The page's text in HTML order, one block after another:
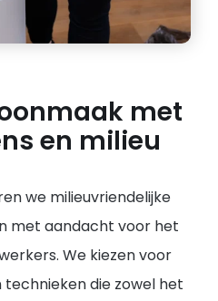
met
en milieu
we milieuvriendelijke
met aandacht voor het
We kiezen voor
die zowel het